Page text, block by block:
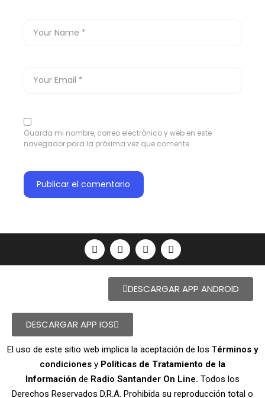
Guarda mi nombre, correo electrónico y web en este
navegador para la próxima vez que comente.
DESCARGAR APP ANDROID
DESCARGAR APP IOS
El uso de este sitio web implica la aceptación de los Términos y
condiciones y Políticas de Tratamiento de la
Información de Radio Santander On Line. Todos los
Derechos Reservados D.R.A. Prohibida su reproducción total o